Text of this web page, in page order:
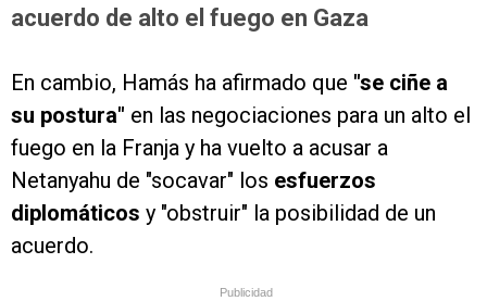
acuerdo de alto el fuego en Gaza
En cambio, Hamás ha afirmado que "se ciñe a
su postura" en las negociaciones para un alto el
fuego en la Franja y ha vuelto a acusar a
Netanyahu de "socavar" los esfuerzos
diplomáticos y "obstruir" la posibilidad de un
acuerdo.
Publicidad